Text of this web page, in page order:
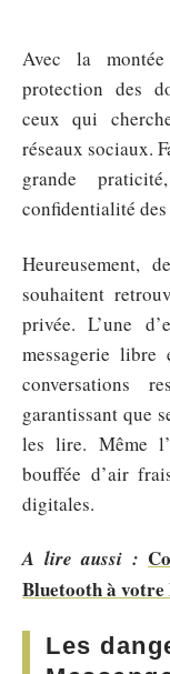
Avec la
protection des
ceux qui
réseaux sociaux.
grande
confidentialité des
Heureusement,
souhaitent
privée. L’une
messagerie
conversations
garantissant que
les lire. Même
bouffée d’air
digitales.
A lire aussi :
Bluetooth à votre
Les